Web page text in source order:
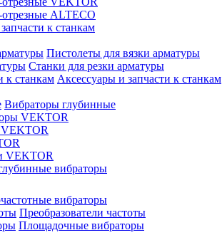
ALTECO
к станкам
Пистолеты для вязки арматуры
Станки для резки арматуры
Аксессуары и запчасти к станкам
Вибраторы глубинные
VEKTOR
VEKTOR
VEKTOR
вибраторы
вибраторы
Преобразователи частоты
Площадочные вибраторы